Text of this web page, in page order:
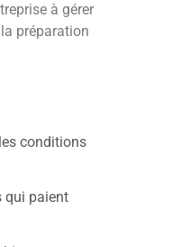
à gérer
préparation
conditions
qui paient